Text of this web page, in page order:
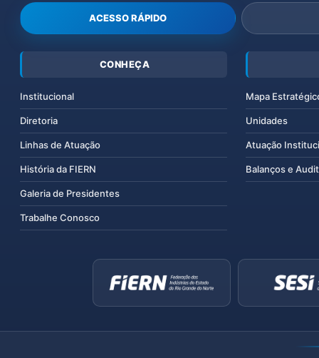
ACESSO RÁPIDO
CONHEÇA
Institucional
Diretoria
Linhas de Atuação
História da FIERN
Galeria de Presidentes
Trabalhe Conosco
Mapa
Unidades
Atuação
Balanços e